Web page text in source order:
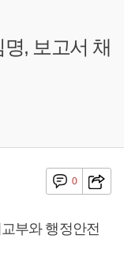
, 보고서 채
0
부와 행정안전